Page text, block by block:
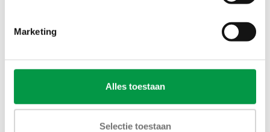
Marketing
Alles toestaan
Selectie toestaan